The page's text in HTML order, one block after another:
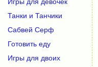
Танки и Танчики
Сабвей Серф
Готовить еду
Игры для двоих